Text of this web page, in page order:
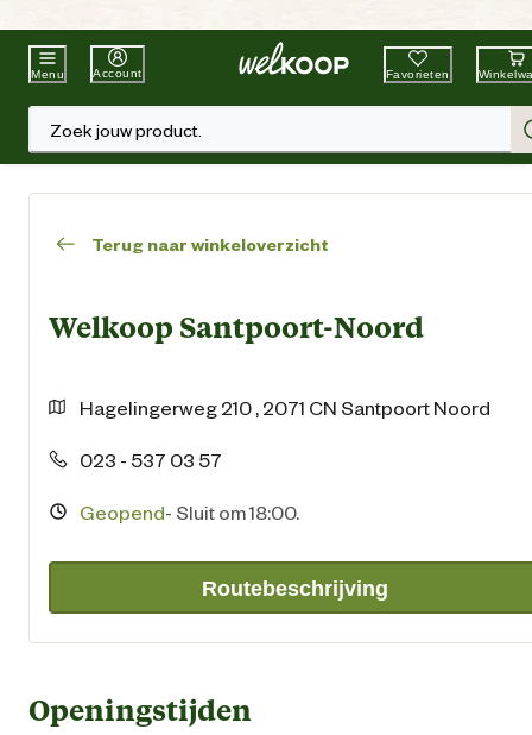
Beste WinkelketenTuin & Dier
Menu Account Favorieten
Zoek jouw product.
Terug naar winkeloverzicht
Welkoop Santpoort-Noord
Hagelingerweg 210 , 2071 CN Santpoort Noord
023 - 537 03 57
Geopend- Sluit om 18:00.
Routebeschrijving
Openingstijden